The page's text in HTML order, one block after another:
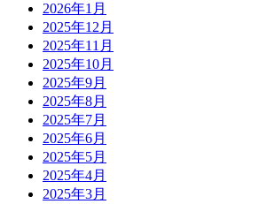
2026年1月
2025年12月
2025年11月
2025年10月
2025年9月
2025年8月
2025年7月
2025年6月
2025年5月
2025年4月
2025年3月